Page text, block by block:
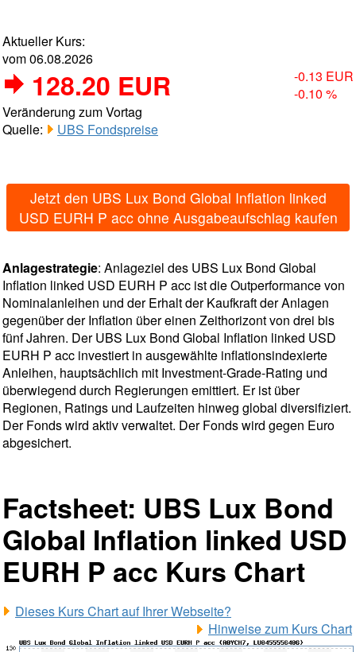
Aktueller Kurs:
vom 06.08.2026
128.20 EUR
-0.13 EUR
-0.10 %
Veränderung zum Vortag
Quelle:
UBS Fondspreise
Jetzt den UBS Lux Bond Global Inflation linked
USD EURH P acc ohne Ausgabeaufschlag kaufen
Anlagestrategie: Anlageziel des UBS Lux Bond Global
Inflation linked USD EURH P acc ist die Outperformance von
Nominalanleihen und der Erhalt der Kaufkraft der Anlagen
gegenüber der Inflation über einen Zeithorizont von drei bis
fünf Jahren. Der UBS Lux Bond Global Inflation linked USD
EURH P acc investiert in ausgewählte inflationsindexierte
Anleihen, hauptsächlich mit Investment-Grade-Rating und
überwiegend durch Regierungen emittiert. Er ist über
Regionen, Ratings und Laufzeiten hinweg global diversifiziert.
Der Fonds wird aktiv verwaltet. Der Fonds wird gegen Euro
abgesichert.
Factsheet: UBS Lux Bond
Global Inflation linked USD
EURH P acc Kurs Chart
Dieses Kurs Chart auf Ihrer Webseite?
Hinweise zum Kurs Chart